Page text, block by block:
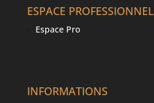
ESPACE PROFESSIONNEL
Espace Pro
INFORMATIONS